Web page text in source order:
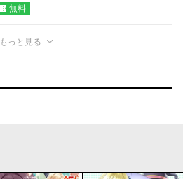
無料
もっと見る